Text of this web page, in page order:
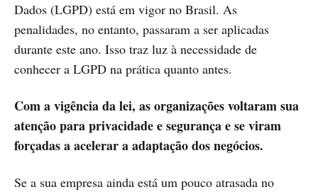
Dados (LGPD) está em vigor no Brasil. As
penalidades, no entanto, passaram a ser aplicadas
durante este ano. Isso traz luz à necessidade de
conhecer a LGPD na prática quanto antes.
Com a vigência da lei, as organizações voltaram sua
atenção para privacidade e segurança e se viram
forçadas a acelerar a adaptação dos negócios.
Se a sua empresa ainda está um pouco atrasada no